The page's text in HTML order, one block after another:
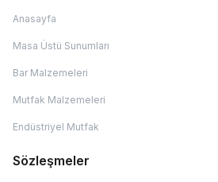
Anasayfa
Masa Üstü Sunumları
Bar Malzemeleri
Mutfak Malzemeleri
Endüstriyel Mutfak
Sözleşmeler